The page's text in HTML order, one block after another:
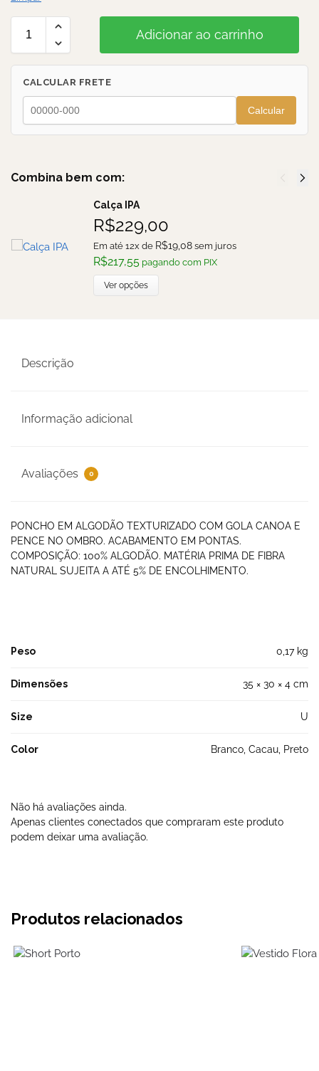
Adicionar ao carrinho
CALCULAR FRETE
Calcular
Combina bem com:
Calça IPA
R$229,00
Em até 12x de R$19,08 sem juros
R$217,55 pagando com PIX
Ver opções
Descrição
Informação adicional
Avaliações 0
PONCHO EM ALGODÃO TEXTURIZADO COM GOLA CANOA E
PENCE NO OMBRO. ACABAMENTO EM PONTAS.
COMPOSIÇÃO: 100% ALGODÃO. MATÉRIA PRIMA DE FIBRA
NATURAL SUJEITA A ATÉ 5% DE ENCOLHIMENTO.
Peso 0,17 kg
Dimensões 35 × 30 × 4 cm
Size U
Color Branco, Cacau, Preto
Não há avaliações ainda.
Apenas clientes conectados que compraram este produto
podem deixar uma avaliação.
Produtos relacionados